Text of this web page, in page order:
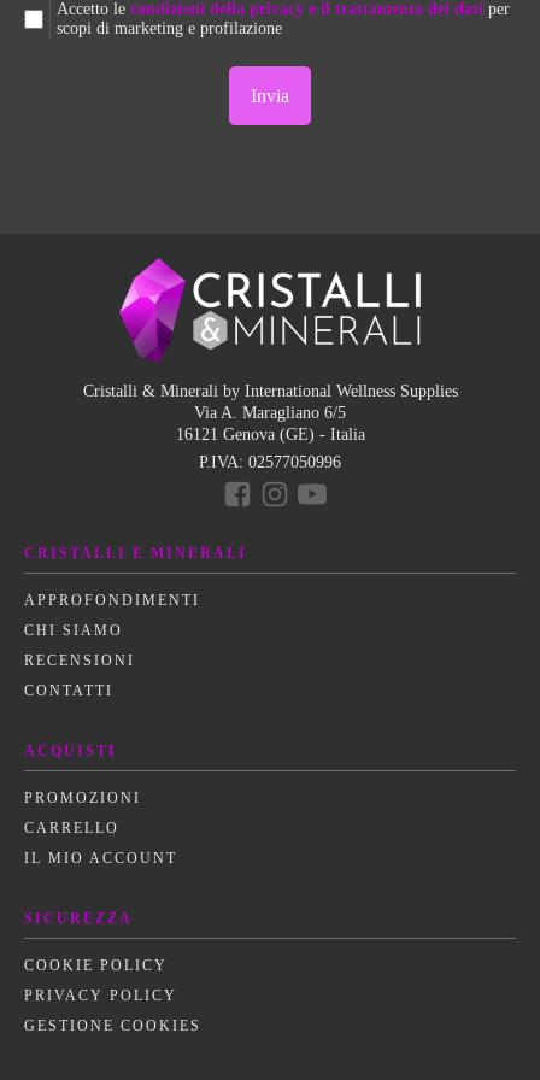
Accetto le condizioni della privacy e il trattamento dei dati per
scopi di marketing e profilazione
Cristalli & Minerali by International Wellness Supplies
Via A. Maragliano 6/5
16121 Genova (GE) - Italia
P.IVA: 02577050996
CRISTALLI E MINERALI
APPROFONDIMENTI
CHI SIAMO
RECENSIONI
CONTATTI
ACQUISTI
PROMOZIONI
CARRELLO
IL MIO ACCOUNT
SICUREZZA
COOKIE POLICY
PRIVACY POLICY
GESTIONE COOKIES